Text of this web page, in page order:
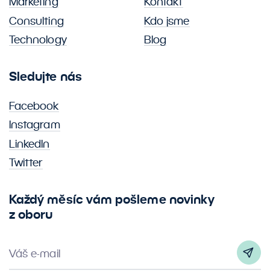
Consulting
Technology
Kdo jsme
Blog
Sledujte nás
Facebook
Instagram
LinkedIn
Twitter
Každý měsíc vám pošleme novinky
z oboru
Váš e-mail